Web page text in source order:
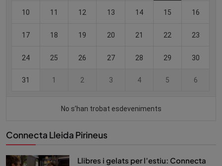
Connecta Lleida Pirineus
Llibres i gelats per l’estiu: Connecta